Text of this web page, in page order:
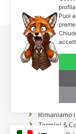
Piante grasse,
25080 Manerba
Rimaniamo
Termini &
Puoi